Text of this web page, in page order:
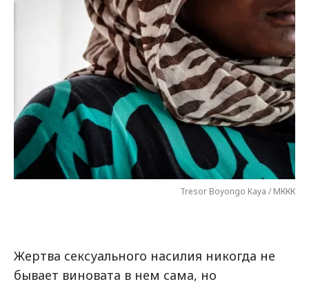
Tresor Boyongo Kaya / МККК
Жертва сексуального насилия никогда не
бывает виновата в нем сама, но